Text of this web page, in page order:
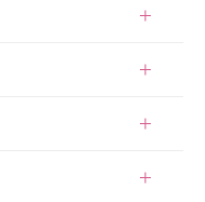
酸菌（Weizmannia coa